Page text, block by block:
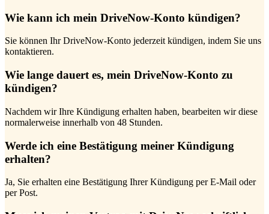
Wie kann ich mein DriveNow-Konto kündigen?
Sie können Ihr DriveNow-Konto jederzeit kündigen, indem Sie uns
kontaktieren.
Wie lange dauert es, mein DriveNow-Konto zu
kündigen?
Nachdem wir Ihre Kündigung erhalten haben, bearbeiten wir diese
normalerweise innerhalb von 48 Stunden.
Werde ich eine Bestätigung meiner Kündigung
erhalten?
Ja, Sie erhalten eine Bestätigung Ihrer Kündigung per E-Mail oder
per Post.